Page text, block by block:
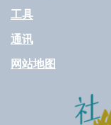
工具
通讯
网站地图